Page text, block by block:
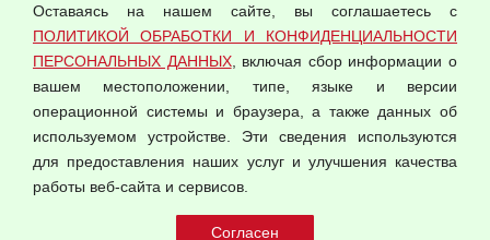
© 2026 ООО "Феникс"
Согласием на обработку персональных данных
Оферта оптовой купли-продажи
Публичная оферта
Оставаясь на нашем сайте, вы соглашаетесь с
ПОЛИТИКОЙ ОБРАБОТКИ И КОНФИДЕНЦИАЛЬНОСТИ
ПЕРСОНАЛЬНЫХ ДАННЫХ, включая сбор информации о
вашем местоположении, типе, языке и версии
операционной системы и браузера, а также данных об
используемом устройстве. Эти сведения используются
для предоставления наших услуг и улучшения качества
работы веб-сайта и сервисов.